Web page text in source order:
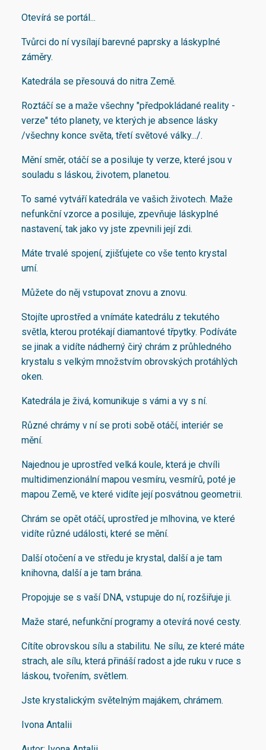
Otevírá se portál...
Tvůrci do ní vysílají barevné paprsky a láskyplné
záměry.
Katedrála se přesouvá do nitra Země.
Roztáčí se a maže všechny "předpokládané reality -
verze" této planety, ve kterých je absence lásky
/všechny konce světa, třetí světové války.../.
Mění směr, otáčí se a posiluje ty verze, které jsou v
souladu s láskou, životem, planetou.
To samé vytváří katedrála ve vašich životech. Maže
nefunkční vzorce a posiluje, zpevňuje láskyplné
nastavení, tak jako vy jste zpevnili její zdi.
Máte trvalé spojení, zjišťujete co vše tento krystal
umí.
Můžete do něj vstupovat znovu a znovu.
Stojíte uprostřed a vnímáte katedrálu z tekutého
světla, kterou protékají diamantové třpytky. Podíváte
se jinak a vidíte nádherný čirý chrám z průhledného
krystalu s velkým množstvím obrovských protáhlých
oken.
Katedrála je živá, komunikuje s vámi a vy s ní.
Různé chrámy v ní se proti sobě otáčí, interiér se
mění.
Najednou je uprostřed velká koule, která je chvíli
multidimenzionální mapou vesmíru, vesmírů, poté je
mapou Země, ve které vidíte její posvátnou geometrii.
Chrám se opět otáčí, uprostřed je mlhovina, ve které
vidíte různé události, které se mění.
Další otočení a ve středu je krystal, další a je tam
knihovna, další a je tam brána.
Propojuje se s vaší DNA, vstupuje do ní, rozšiřuje ji.
Maže staré, nefunkční programy a otevírá nové cesty.
Cítíte obrovskou sílu a stabilitu. Ne sílu, ze které máte
strach, ale sílu, která přináší radost a jde ruku v ruce s
láskou, tvořením, světlem.
Jste krystalickým světelným majákem, chrámem.
Ivona Antalii